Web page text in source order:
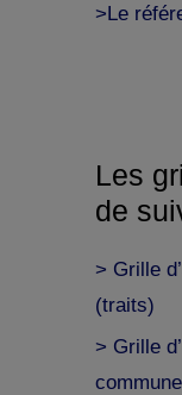
>Le
Les
de
> Grille
(traits)
> Grille